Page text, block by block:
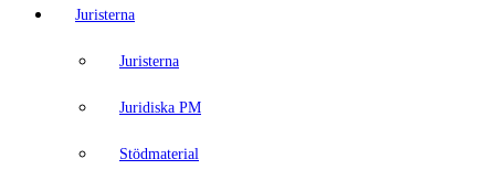
Juristerna
Juristerna
Juridiska PM
Stödmaterial